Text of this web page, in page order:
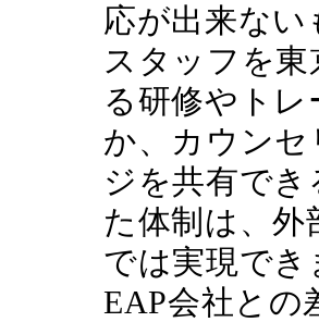
応が出来な
スタッフを
る研修やト
か、カウン
ジを共有で
た体制は、
では実現で
EAP会社との